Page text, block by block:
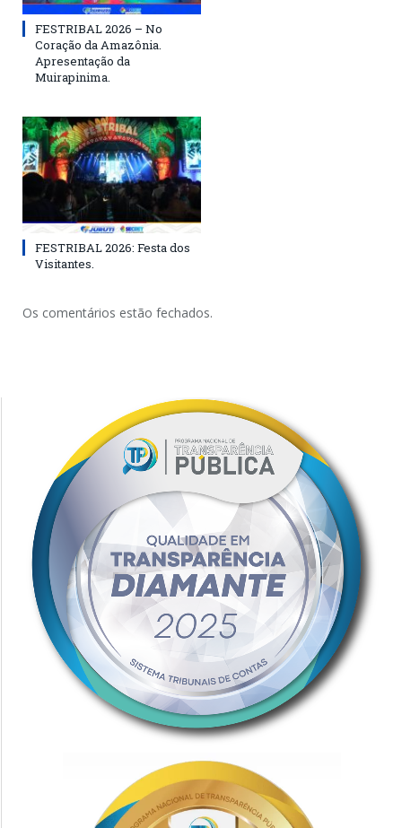
FESTRIBAL 2026 – No
Coração da Amazônia.
Apresentação da
Muirapinima.
FESTRIBAL 2026: Festa dos
Visitantes.
Os comentários estão fechados.